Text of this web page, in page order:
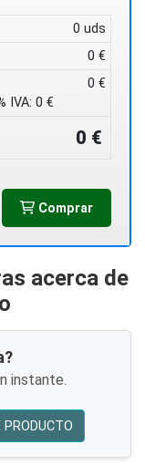
0 uds
0 €
0 €
IVA: 0 €
0 €
Comprar
acerca de
instante.